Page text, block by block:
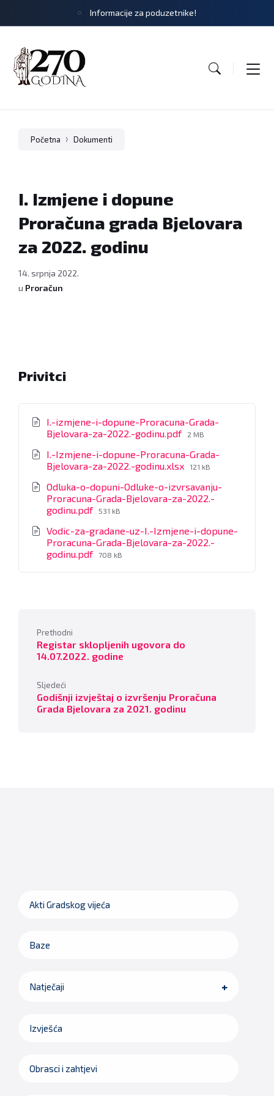
Informacije za poduzetnike!
Početna Dokumenti
I. Izmjene i dopune
Proračuna grada Bjelovara
za 2022. godinu
14. srpnja 2022.
u Proračun
Privitci
I.-izmjene-i-dopune-Proracuna-Grada-
Bjelovara-za-2022.-godinu.pdf File
2 MB
I.-Izmjene-i-dopune-Proracuna-Grada-
Bjelovara-za-2022.-godinu.xlsx File
121 kB
Odluka-o-dopuni-Odluke-o-izvrsavanju-
Proracuna-Grada-Bjelovara-za-2022.-
godinu.pdf File
531 kB
Vodic-za-gradane-uz-I.-Izmjene-i-dopune-
Proracuna-Grada-Bjelovara-za-2022.-
godinu.pdf File
708 kB
Prethodni
Registar sklopljenih ugovora do
14.07.2022. godine
Sljedeći
Godišnji izvještaj o izvršenju Proračuna
Grada Bjelovara za 2021. godinu
Akti Gradskog vijeća
Baze
Natječaji
Izvješća
Obrasci i zahtjevi